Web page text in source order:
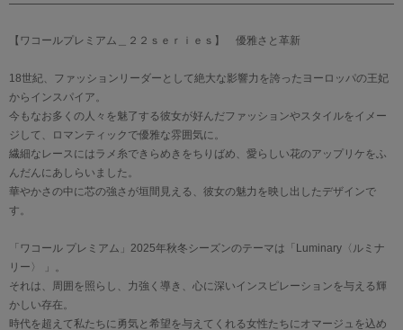
【ワコールプレミアム＿２２ｓｅｒｉｅｓ】 優雅さと革新
18世紀、ファッションリーダーとして絶大な影響力を誇ったヨーロッパの王妃
からインスパイア。
今もなお多くの人々を魅了する彼女が好んだファッションやスタイルをイメー
ジして、ロマンティックで優雅な雰囲気に。
繊細なレースにはラメ糸できらめきをちりばめ、愛らしい花のアップリケをふ
んだんにあしらいました。
華やかさの中に芯の強さが垣間見える、彼女の魅力を映し出したデザインで
す。
「ワコール プレミアム」2025年秋冬シーズンのテーマは「Luminary〈ルミナ
リー〉 」。
それは、周囲を照らし、力強く導き、心に深いインスピレーションを与える輝
かしい存在。
時代を超えて私たちに勇気と希望を与えてくれる女性たちにオマージュを込め